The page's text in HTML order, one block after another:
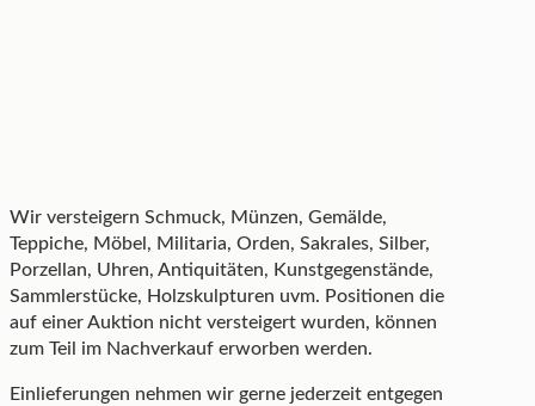
Wir versteigern Schmuck, Münzen, Gemälde,
Teppiche, Möbel, Militaria, Orden, Sakrales, Silber,
Porzellan, Uhren, Antiquitäten, Kunstgegenstände,
Sammlerstücke, Holzskulpturen uvm. Positionen die
auf einer Auktion nicht versteigert wurden, können
zum Teil im Nachverkauf erworben werden.
Einlieferungen nehmen wir gerne jederzeit entgegen